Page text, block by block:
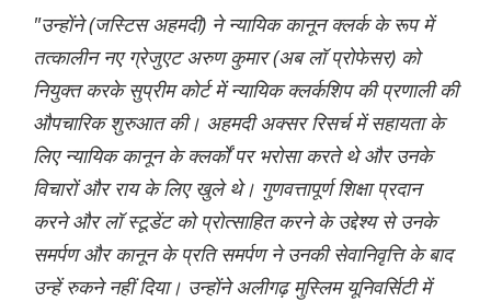
"उन्होंने (जस्टिस अहमदी) ने न्यायिक कानून क्लर्क के रूप में
तत्कालीन नए ग्रेजुएट अरुण कुमार (अब लॉ प्रोफेसर) को
नियुक्त करके सुप्रीम कोर्ट में न्यायिक क्लर्कशिप की प्रणाली की
औपचारिक शुरुआत की। अहमदी अक्सर रिसर्च में सहायता के
लिए न्यायिक कानून के क्लर्कों पर भरोसा करते थे और उनके
विचारों और राय के लिए खुले थे। गुणवत्तापूर्ण शिक्षा प्रदान
करने और लॉ स्टूडेंट को प्रोत्साहित करने के उद्देश्य से उनके
समर्पण और कानून के प्रति समर्पण ने उनकी सेवानिवृत्ति के बाद
उन्हें रुकने नहीं दिया। उन्होंने अलीगढ़ मुस्लिम यूनिवर्सिटी में